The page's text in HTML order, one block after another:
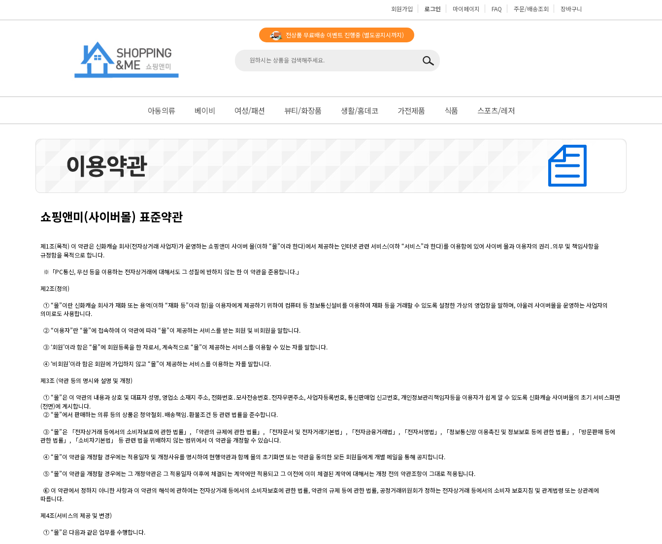
회원가입 로그인 마이페이지 FAQ 주문/배송조회 장바구니
전상품 무료배송 이벤트 진행중 (별도공지시까지)
아동의류 베이비 여성/패션 뷰티/화장품 생활/홈데코 가전제품 식품 스포츠/레저
맨위로
쇼핑앤미(사이버몰) 표준약관
제1조(목적) 이 약관은 신화캐슬 회사(전자상거래 사업자)가 운영하는 쇼핑앤미 사이버 몰(이하 “몰”이라 한다)에서 제공하는 인터넷 관련 서비스(이하 “서비스”라 한다)를 이용함에 있어 사이버 몰과 이용자의 권리․의무 및 책임사항을
규정함을 목적으로 합니다.
※「PC통신, 무선 등을 이용하는 전자상거래에 대해서도 그 성질에 반하지 않는 한 이 약관을 준용합니다.」
제2조(정의)
① “몰”이란 신화캐슬 회사가 재화 또는 용역(이하 “재화 등”이라 함)을 이용자에게 제공하기 위하여 컴퓨터 등 정보통신설비를 이용하여 재화 등을 거래할 수 있도록 설정한 가상의 영업장을 말하며, 아울러 사이버몰을 운영하는 사업자의
의미로도 사용합니다.
② “이용자”란 “몰”에 접속하여 이 약관에 따라 “몰”이 제공하는 서비스를 받는 회원 및 비회원을 말합니다.
③ ‘회원’이라 함은 “몰”에 회원등록을 한 자로서, 계속적으로 “몰”이 제공하는 서비스를 이용할 수 있는 자를 말합니다.
④ ‘비회원’이라 함은 회원에 가입하지 않고 “몰”이 제공하는 서비스를 이용하는 자를 말합니다.
제3조 (약관 등의 명시와 설명 및 개정)
① “몰”은 이 약관의 내용과 상호 및 대표자 성명, 영업소 소재지 주소, 전화번호․모사전송번호․전자우편주소, 사업자등록번호, 통신판매업 신고번호, 개인정보관리책임자등을 이용자가 쉽게 알 수 있도록 신화캐슬 사이버몰의 초기 서비스화면
(전면)에 게시합니다.
② “몰”에서 판매하는 의류 등의 상품은 청약철회․배송책임․환불조건 등 관련 법률을 준수합니다.
③ “몰”은 「전자상거래 등에서의 소비자보호에 관한 법률」, 「약관의 규제에 관한 법률」, 「전자문서 및 전자거래기본법」, 「전자금융거래법」, 「전자서명법」, 「정보통신망 이용촉진 및 정보보호 등에 관한 법률」, 「방문판매 등에
관한 법률」, 「소비자기본법」 등 관련 법을 위배하지 않는 범위에서 이 약관을 개정할 수 있습니다.
④ “몰”이 약관을 개정할 경우에는 적용일자 및 개정사유를 명시하여 현행약관과 함께 몰의 초기화면 또는 약관을 동의한 모든 회원들에게 개별 메일을 통해 공지합니다.
⑤ “몰”이 약관을 개정할 경우에는 그 개정약관은 그 적용일자 이후에 체결되는 계약에만 적용되고 그 이전에 이미 체결된 계약에 대해서는 개정 전의 약관조항이 그대로 적용됩니다.
⑥ 이 약관에서 정하지 아니한 사항과 이 약관의 해석에 관하여는 전자상거래 등에서의 소비자보호에 관한 법률, 약관의 규제 등에 관한 법률, 공정거래위원회가 정하는 전자상거래 등에서의 소비자 보호지침 및 관계법령 또는 상관례에
따릅니다.
제4조(서비스의 제공 및 변경)
① “몰”은 다음과 같은 업무를 수행합니다.